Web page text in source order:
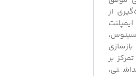
از
سینوس،
بر